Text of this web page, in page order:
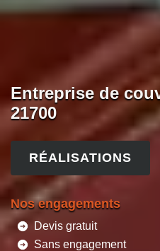
Entreprise de
21700
RÉALISATIONS
Nos engagements
Devis gratuit
Sans engagement